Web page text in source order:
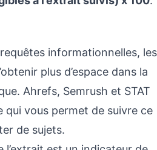
informationnelles, les
plus d’espace dans la
Ahrefs, Semrush et STAT
vous permet de suivre ce
de sujets.